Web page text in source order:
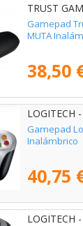
TRUST
Gamepad
MUTA
38,50
LOGITECH
Gamepad
Inalámbrico
40,75
LOGITECH